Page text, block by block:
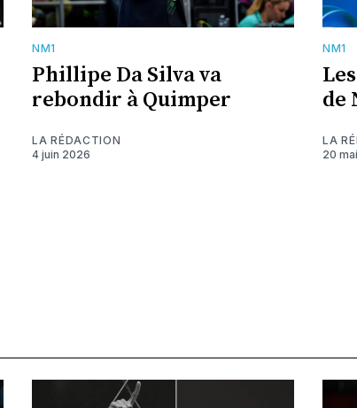
NM1
Phillipe Da Silva va
rebondir à Quimper
LA RÉDACTION
4 juin 2026
NM1
de
LA
20